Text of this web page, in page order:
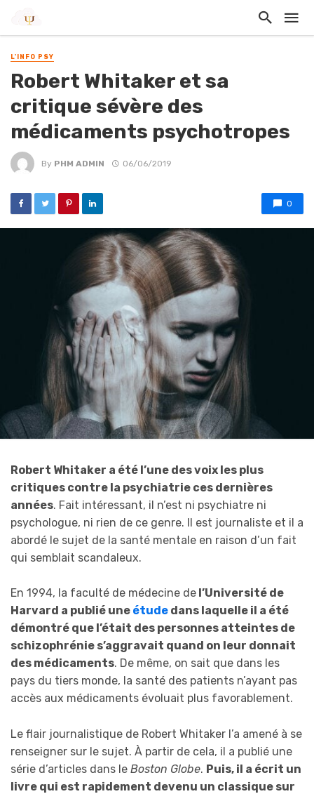
L'INFO PSY
Robert Whitaker et sa
critique sévère des
médicaments psychotropes
By PHM ADMIN 06/06/2019
0
Robert Whitaker a été l’une des voix les plus
critiques contre la psychiatrie ces dernières
années. Fait intéressant, il n’est ni psychiatre ni
psychologue, ni rien de ce genre. Il est journaliste et il a
abordé le sujet de la santé mentale en raison d’un fait
qui semblait scandaleux.
En 1994, la faculté de médecine de l’Université de
Harvard a publié une étude dans laquelle il a été
démontré que l’était des personnes atteintes de
schizophrénie s’aggravait quand on leur donnait
des médicaments. De même, on sait que dans les
pays du tiers monde, la santé des patients n’ayant pas
accès aux médicaments évoluait plus favorablement.
Le flair journalistique de Robert Whitaker l’a amené à se
renseigner sur le sujet. À partir de cela, il a publié une
série d’articles dans le Boston Globe. Puis, il a écrit un
livre qui est rapidement devenu un classique sur